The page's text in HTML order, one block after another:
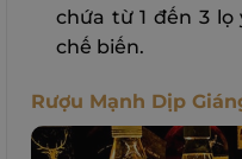
chứa từ 1 đến 3 lọ
chế biến.
Rượu Mạnh Dịp